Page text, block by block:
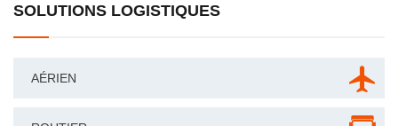
SOLUTIONS LOGISTIQUES
AÉRIEN